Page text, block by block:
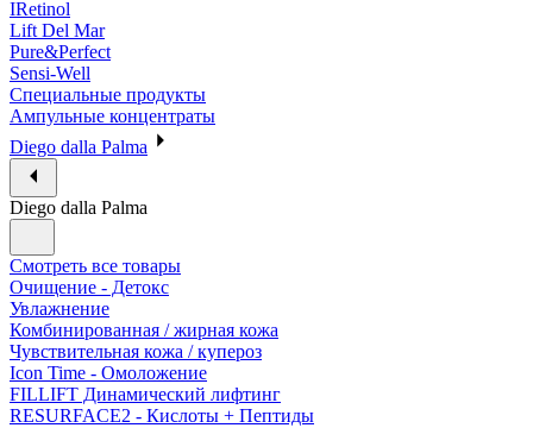
IRetinol
Lift Del Mar
Pure&Perfect
Sensi-Well
Специальные продукты
Ампульные концентраты
Diego dalla Palma
Diego dalla Palma
Смотреть все товары
Очищение - Детокс
Увлажнение
Комбинированная / жирная кожа
Чувствительная кожа / купероз
Icon Time - Омоложение
FILLIFT Динамический лифтинг
RESURFACE2 - Кислоты + Пептиды